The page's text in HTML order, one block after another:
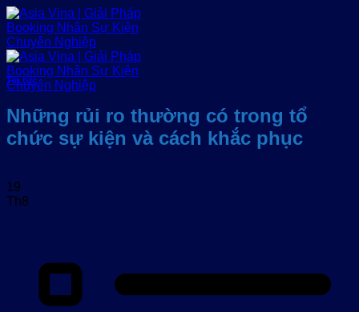
Bỏ
qua
nội
dung
Tin tức
Những rủi ro thường có trong tổ
chức sự kiện và cách khắc phục
19
Th8